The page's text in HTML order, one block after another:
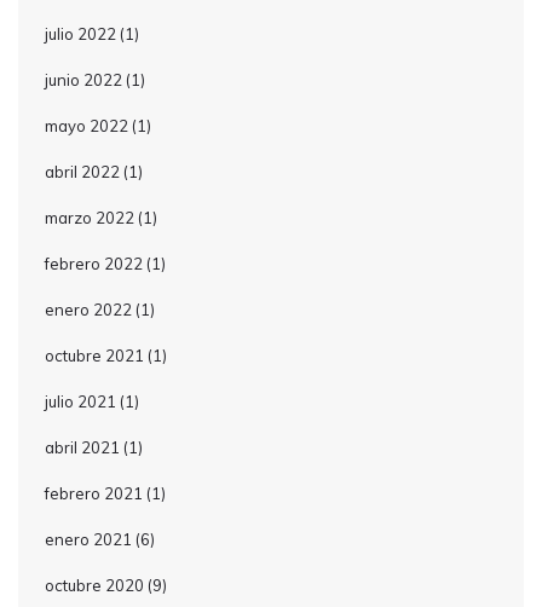
julio 2022 (1)
junio 2022 (1)
mayo 2022 (1)
abril 2022 (1)
marzo 2022 (1)
febrero 2022 (1)
enero 2022 (1)
octubre 2021 (1)
julio 2021 (1)
abril 2021 (1)
febrero 2021 (1)
enero 2021 (6)
octubre 2020 (9)